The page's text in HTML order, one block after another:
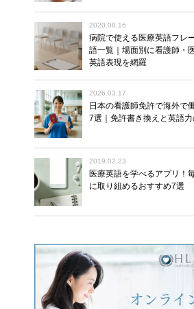
2020.08.16
病院で使える医療英語フレ
語一覧｜場面別に看護師・
英語表現を網羅
2026.03.17
日本の看護師免許で海外で
7選｜免許書き換えと英語
2019.02.23
医療英語を学べるアプリ！
に取り組めるおすすめ7選